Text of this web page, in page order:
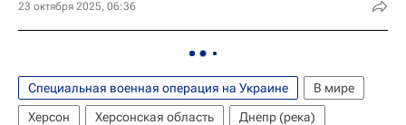
23 октября 2025, 06:36
Специальная военная операция на Украине
В мире
Херсон
Херсонская область
Днепр (река)